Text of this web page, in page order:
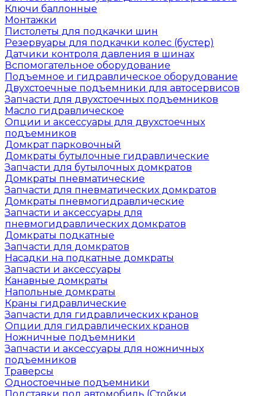
Ключи баллонные
Монтажки
Пистолеты для подкачки шин
Резервуары для подкачки колес (бустер)
Датчики контроля давления в шинах
Вспомогательное оборудование
Подъемное и гидравлическое оборудование
Двухстоечные подъемники для автосервисов
Запчасти для двухстоечных подъемников
Масло гидравлическое
Опции и аксессуары для двухстоечных
подъемников
Домкрат парковочный
Домкраты бутылочные гидравлические
Запчасти для бутылочных домкратов
Домкраты пневматические
Запчасти для пневматических домкратов
Домкраты пневмогидравлические
Запчасти и аксессуары для
пневмогидравлических домкратов
Домкраты подкатные
Запчасти для домкратов
Насадки на подкатные домкраты
Запчасти и аксессуары
Канавные домкраты
Напольные домкраты
Краны гидравлические
Запчасти для гидравлических кранов
Опции для гидравлических кранов
Ножничные подъемники
Запчасти и аксессуары для ножничных
подъемников
Траверсы
Одностоечные подъемники